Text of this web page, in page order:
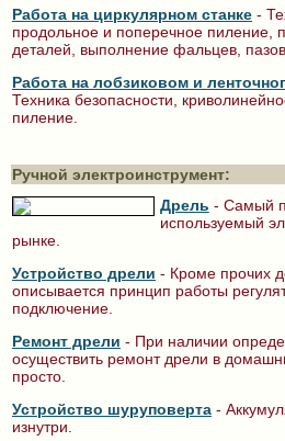
Работа на циркулярном станке -
продольное и поперечное пиление,
деталей, выполнение фальцев,
Работа на лобзиковом и
Техника безопасности,
пиление.
Ручной электроинструмент:
Дрель - Самый
используемый
рынке.
Устройство дрели - Кроме прочих
описывается принцип работы
подключение.
Ремонт дрели - При наличии
осуществить ремонт дрели в
просто.
Устройство шуруповерта -
изнутри.